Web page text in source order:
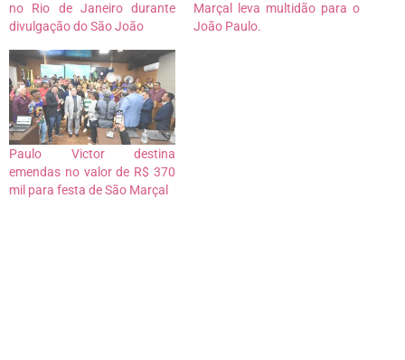
no Rio de Janeiro durante
divulgação do São João
Marçal leva multidão para o
João Paulo.
Paulo Victor destina
emendas no valor de R$ 370
mil para festa de São Marçal